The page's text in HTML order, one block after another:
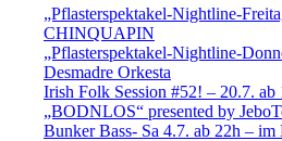
„Pflasterspektakel-Nightline-
CHINQUAPIN
„Pflasterspektakel-Nightline-
Desmadre Orkesta
Irish Folk Session #52! – 20.7. ab
„BODNLOS“ presented by
Bunker Bass- Sa 4.7. ab 22h – im